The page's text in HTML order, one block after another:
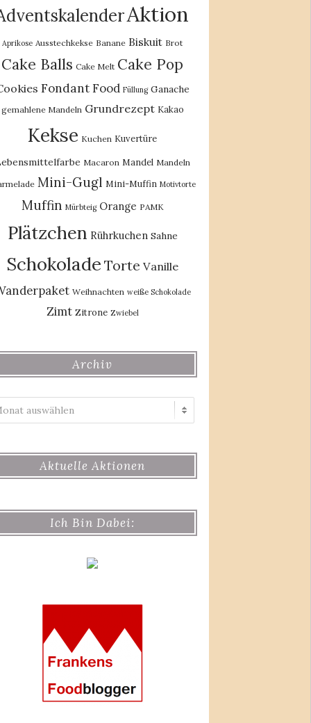
Aktion
Aprikose Ausstechkekse Banane Biskuit Brot
Cake Balls Cake Melt Cake Pop
Fondant Food Füllung Ganache
gemahlene Mandeln Grundrezept Kakao
Kekse Kuchen Kuvertüre
Macaron Mandel Mandeln
Mini-Gugl Mini-Muffin Motivtorte
Muffin Mürbteig Orange PAMK
Plätzchen Rührkuchen Sahne
Schokolade Torte Vanille
Weihnachten weiße Schokolade
Zimt Zitrone Zwiebel
Archiv
Aktuelle Aktionen
Ich Bin Dabei: